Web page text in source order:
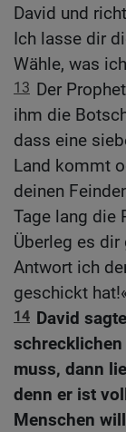
David und
Ich lasse dir
Wähle, was
13 Der
ihm die
dass eine
Land kommt
deinen
Tage lang die
Überleg es
Antwort ich
geschickt
14 David
schrecklichen
muss, dann
denn er ist
Menschen